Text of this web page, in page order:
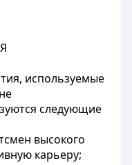
используемые
следующие
высокого
карьеру;